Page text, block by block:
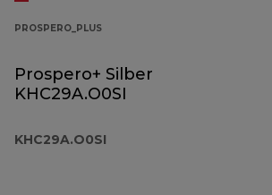
PROSPERO_PLUS
Prospero+ Silber
KHC29A.O0SI
KHC29A.O0SI